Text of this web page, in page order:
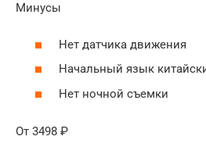
Минусы
Нет датчика движения
Начальный язык
Нет ночной съемки
От 3498 ₽